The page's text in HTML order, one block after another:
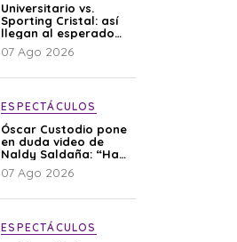
Universitario vs.
Sporting Cristal: así
llegan al esperado
duelo
07 Ago 2026
ESPECTÁCULOS
Óscar Custodio pone
en duda video de
Naldy Saldaña: “Hay
cosas que de repente
se han editado”
07 Ago 2026
ESPECTÁCULOS